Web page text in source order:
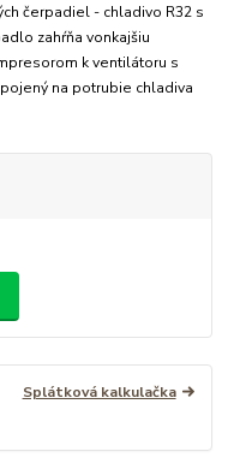
čerpadiel - chladivo R32 s
zahŕňa vonkajšiu
k ventilátoru s
na potrubie chladiva
Splátková kalkulačka